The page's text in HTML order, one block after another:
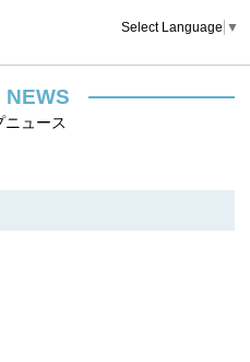
Select Language ▼
NEWS
ニュース